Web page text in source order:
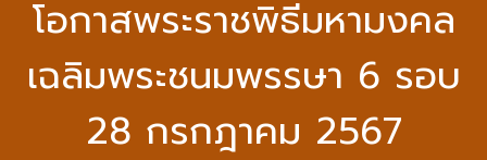
โอกาสพระราชพิธีมหามงคล
เฉลิมพระชนมพรรษา 6 รอบ
28 กรกฎาคม 2567